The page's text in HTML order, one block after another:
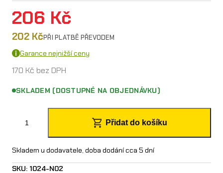
206 Kč
202 KčPŘI PLATBĚ PŘEVODEM
Garance nejnižší ceny
170 Kč bez DPH
SKLADEM (DOSTUPNÉ NA OBJEDNÁVKU)
N
e
Přidat do košíku
Skladem u dodavatele, doba dodání cca 5 dní
SKU: 1024-N02